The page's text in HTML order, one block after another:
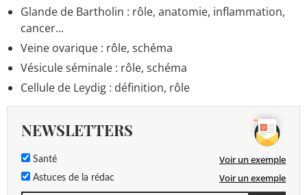
Glande de Bartholin : rôle, anatomie, inflammation,
cancer...
Veine ovarique : rôle, schéma
Vésicule séminale : rôle, schéma
Cellule de Leydig : définition, rôle
NEWSLETTERS
Santé Voir un exemple
Astuces de la rédac Voir un exemple